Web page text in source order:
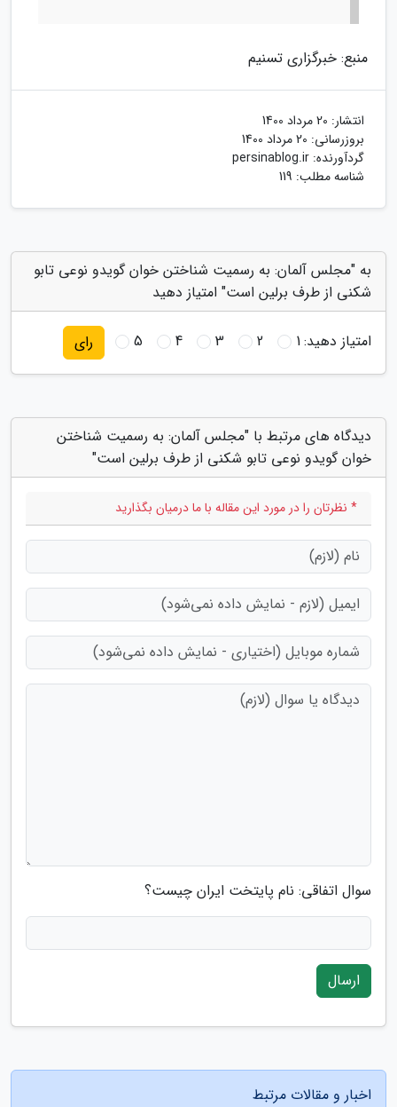
منبع: خبرگزاری تسنیم
انتشار: 20 مرداد 1400
بروزرسانی: 20 مرداد 1400
گردآورنده: persinablog.ir
شناسه مطلب: 119
به "مجلس آلمان: به رسمیت شناختن خوان گویدو نوعی تابو
شکنی از طرف برلین است" امتیاز دهید
امتیاز دهید:1
2
3
4
5 رای
دیدگاه های مرتبط با "مجلس آلمان: به رسمیت شناختن
خوان گویدو نوعی تابو شکنی از طرف برلین است"
* نظرتان را در مورد این مقاله با ما درمیان بگذارید
سوال اتفاقی: نام پایتخت ایران چیست؟
ارسال
اخبار و مقالات مرتبط